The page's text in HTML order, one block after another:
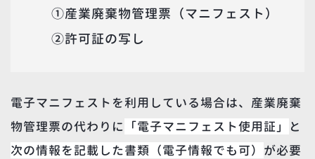
①産業廃棄物管理票（マニフェスト）
②許可証の写し
電子マニフェストを利用している場合は、 産業廃棄
物管理票の代わりに 「電子マニフェスト使用証」
と
次の情報を記載した書類（電子情報でも可） が必要